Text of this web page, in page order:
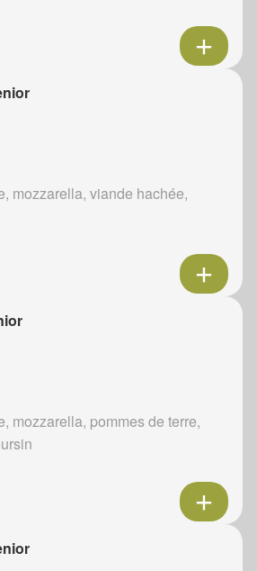
mozzarella, viande hachée,
mozzarella, pommes de terre,